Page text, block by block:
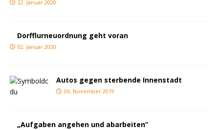
22. Januar 2020
Dorfflurneuordnung geht voran
02. Januar 2020
Autos gegen sterbende Innenstadt
06. November 2019
„Aufgaben angehen und abarbeiten“